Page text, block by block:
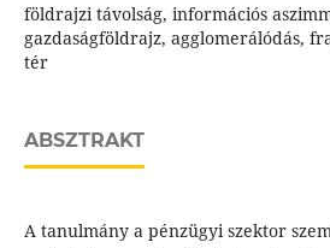
földrajzi távolság, információs
gazdaságföldrajz, agglomerálódás,
tér
ABSZTRAKT
A tanulmány a pénzügyi szektor